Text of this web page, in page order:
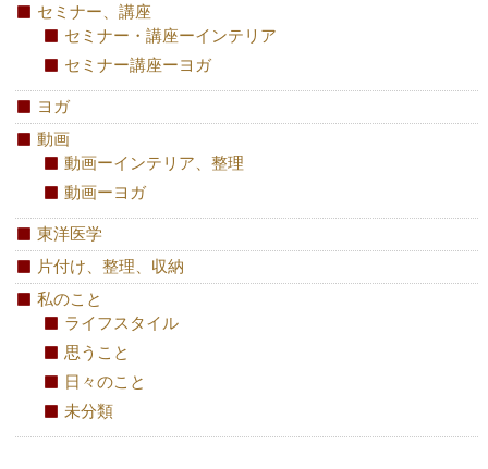
セミナー、講座
セミナー・講座ーインテリア
セミナー講座ーヨガ
ヨガ
動画
動画ーインテリア、整理
動画ーヨガ
東洋医学
片付け、整理、収納
私のこと
ライフスタイル
思うこと
日々のこと
未分類